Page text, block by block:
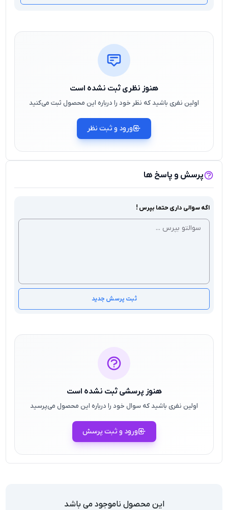
هنوز نظری ثبت نشده است
اولین نفری باشید که نظر خود را درباره این محصول ثبت می‌کنید
ورود و ثبت نظر
پرسش و پاسخ ها
اگه سوالی داری حتما بپرس !
ثبت پرسش جدید
هنوز پرسشی ثبت نشده است
اولین نفری باشید که سوال خود را درباره این محصول می‌پرسید
ورود و ثبت پرسش
این محصول ناموجود می باشد